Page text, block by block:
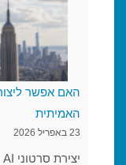
האמיתית
23 באפריל 2026